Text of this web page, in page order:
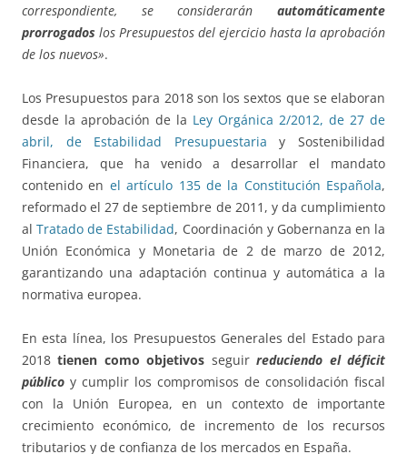
correspondiente, se considerarán automáticamente
prorrogados los Presupuestos del ejercicio hasta la aprobación
de los nuevos».
Los Presupuestos para 2018 son los sextos que se elaboran
desde la aprobación de la Ley Orgánica 2/2012, de 27 de
abril, de Estabilidad Presupuestaria y Sostenibilidad
Financiera, que ha venido a desarrollar el mandato
contenido en el artículo 135 de la Constitución Española,
reformado el 27 de septiembre de 2011, y da cumplimiento
alTratado de Estabilidad, Coordinación y Gobernanza en la
Unión Económica y Monetaria de 2 de marzo de 2012,
garantizando una adaptación continua y automática a la
normativa europea.
En esta línea, los Presupuestos Generales del Estado para
2018tienen como objetivos seguirreduciendo el déficit
público y cumplir los compromisos de consolidación fiscal
con la Unión Europea, en un contexto de importante
crecimiento económico, de incremento de los recursos
tributarios y de confianza de los mercados en España.